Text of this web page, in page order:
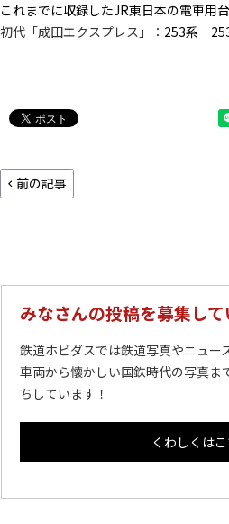
これまでに収録したJR東日本の電車用
初代「成田エクスプレス」： 253系
前の記事
みなさんの投稿を募集し
鉄道ホビダスでは鉄道写真やニュー
車両から懐かしい国鉄時代の写真ま
ちしています！
くわしくは